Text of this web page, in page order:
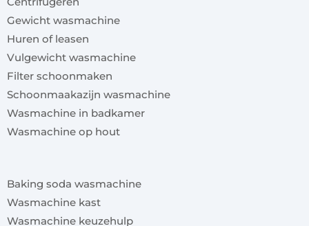
Gewicht wasmachine
Huren of leasen
Vulgewicht wasmachine
Filter schoonmaken
Schoonmaakazijn wasmachine
Wasmachine in badkamer
Wasmachine op hout
Baking soda wasmachine
Wasmachine kast
Wasmachine keuzehulp